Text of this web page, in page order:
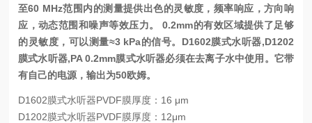
至60 MHz范围内的测量提供出色的灵敏度，频率响应，方向响
应，动态范围和噪声等效压力。 0.2mm的有效区域提供了足够
的灵敏度，可以测量≈3 kPa的信号。 D1602膜式水听器,D1202
膜式水听器,PA 0.2mm膜式水听器必须在去离子水中使用。 它带
有自己的电源，输出为50欧姆。
D1602膜式水听器PVDF膜厚度：16 μm
D1202膜式水听器PVDF膜厚度：12μm